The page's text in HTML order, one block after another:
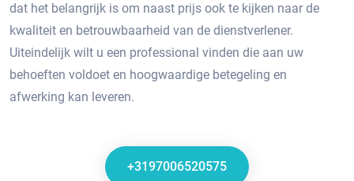
dat het belangrijk is om naast prijs ook te kijken naar de
kwaliteit en betrouwbaarheid van de dienstverlener.​
Uiteindelijk wilt u een professional vinden die aan uw
behoeften voldoet en hoogwaardige betegeling en
afwerking kan leveren.​
+3197006520575